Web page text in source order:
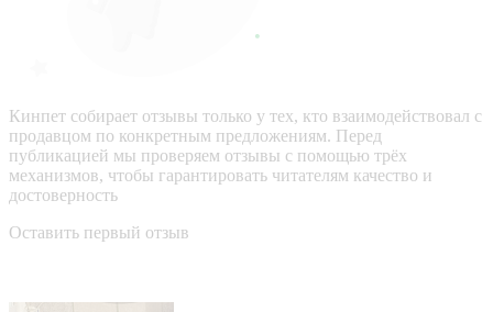
Кинпет собирает отзывы только у тех, кто взаимодействовал с
продавцом по конкретным предложениям. Перед
публикацией мы проверяем отзывы с помощью трёх
механизмов, чтобы гарантировать читателям качество и
достоверность
Оставить первый отзыв